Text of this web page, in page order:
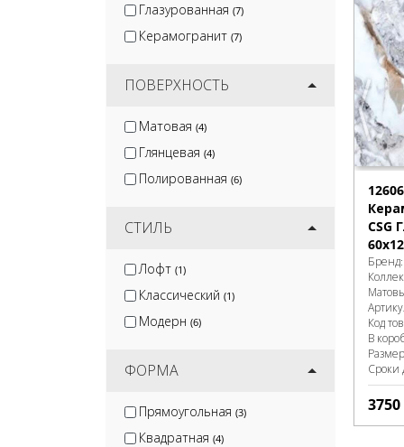
Глазурованная (7)
Керамогранит (7)
ПОВЕРХНОСТЬ
Матовая (4)
Глянцевая (4)
Полированная (6)
СТИЛЬ
Лофт (1)
Классический (1)
Модерн (6)
ФОРМА
Прямоугольная (3)
Квадратная (4)
CSG
Бренд:
Код
В
Сроки
3750